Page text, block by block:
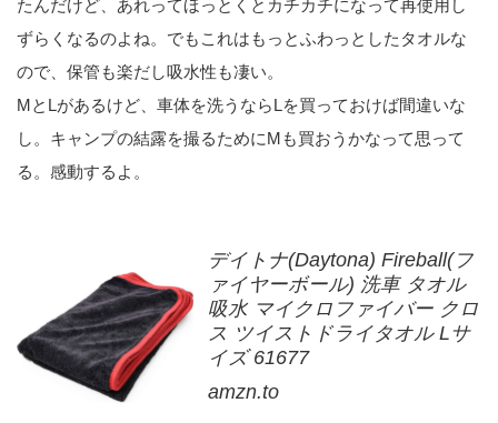
たんだけど、あれってほっとくとカチカチになって再使用し
ずらくなるのよね。でもこれはもっとふわっとしたタオルな
ので、保管も楽だし吸水性も凄い。
MとLがあるけど、車体を洗うならLを買っておけば間違いな
し。キャンプの結露を撮るためにMも買おうかなって思って
る。感動するよ。
デイトナ(Daytona) Fireball(フ
ァイヤーボール) 洗車 タオル
吸水 マイクロファイバー クロ
ス ツイストドライタオル Lサ
イズ 61677
amzn.to